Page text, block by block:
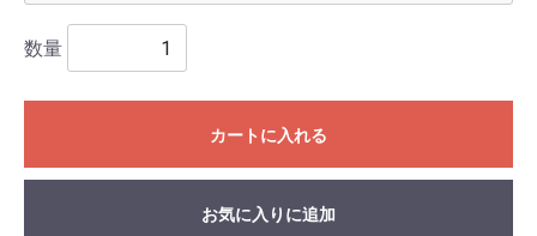
数量
カートに入れる
お気に入りに追加